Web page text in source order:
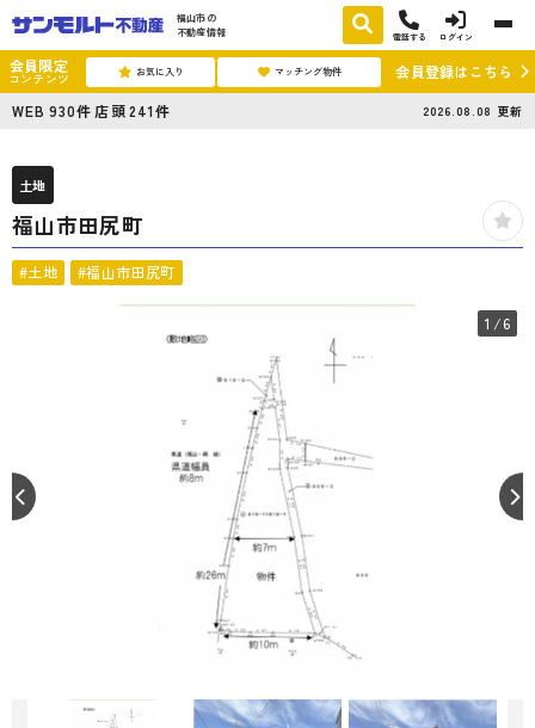
福山市の
不動産情報
電話する ログイン
会員限定
コンテンツ お気に入り マッチング物件
会員登録はこちら
WEB 930件 店頭241件 2026.08.08 更新
土地
福山市田尻町
#土地 #福山市田尻町
1 /6